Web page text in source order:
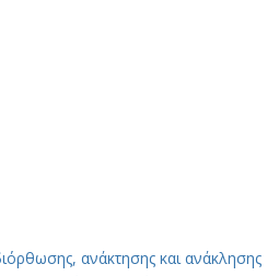
ανάκτησης και ανάκλησης